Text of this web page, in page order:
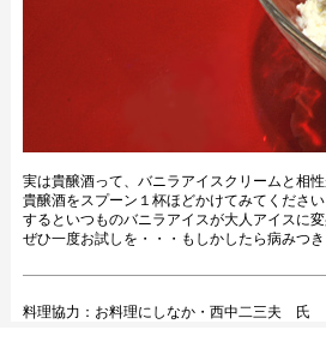
実は貴醸酒って、バニラアイスクリームと相
貴醸酒をスプーン１杯ほどかけてみてくださ
するといつものバニラアイスが大人アイスに
ぜひ一度お試しを・・・もしかしたら病みつ
料理協力：お料理にしなか・西中二三夫 氏